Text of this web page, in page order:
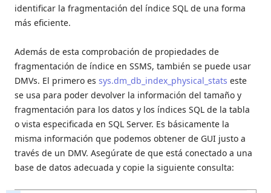
identificar la fragmentación del índice SQL de una forma
más eficiente.
Además de esta comprobación de propiedades de
fragmentación de índice en SSMS, también se puede usar
DMVs. El primero es sys.dm_db_index_physical_stats este
se usa para poder devolver la información del tamaño y
fragmentación para los datos y los índices SQL de la tabla
o vista especificada en SQL Server. Es básicamente la
misma información que podemos obtener de GUI justo a
través de un DMV. Asegúrate de que está conectado a una
base de datos adecuada y copie la siguiente consulta: